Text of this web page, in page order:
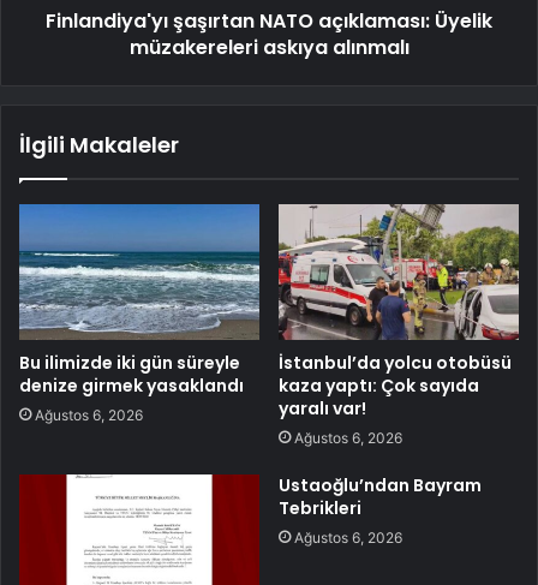
Finlandiya'yı şaşırtan NATO açıklaması: Üyelik
müzakereleri askıya alınmalı
İlgili Makaleler
Bu ilimizde iki gün süreyle
denize girmek yasaklandı
Ağustos 6, 2026
İstanbul’da yolcu otobüsü
kaza yaptı: Çok sayıda
yaralı var!
Ağustos 6, 2026
Ustaoğlu’ndan Bayram
Tebrikleri
Ağustos 6, 2026